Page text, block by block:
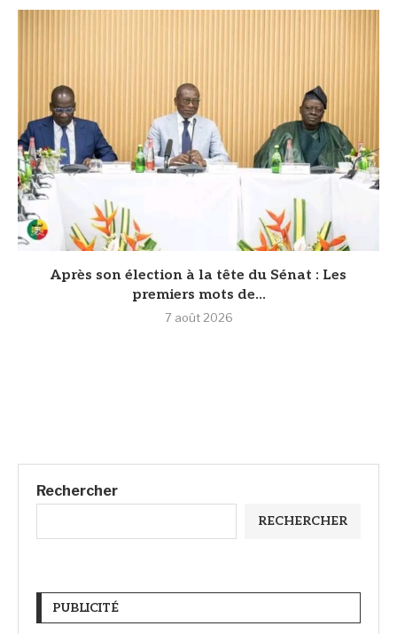
Après son élection à la tête du Sénat : Les
premiers mots de...
7 août 2026
Rechercher
RECHERCHER
PUBLICITÉ